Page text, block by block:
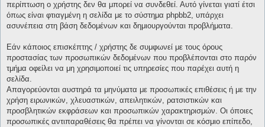
περίπτωση ο χρήστης δεν θα μπορεί να συνδεθεί. Αυτό γίνεται γιατί έτσι
όπως είναι φτιαγμένη η σελίδα με το σύστημα phpbb2, υπάρχει
ασυνέπεια στη βάση δεδομένων και δημιουργούνται προβλήματα.
Εάν κάποιος επισκέπτης / χρήστης δε συμφωνεί με τους όρους
προστασίας των προσωπικών δεδομένων που προβλέπονται στο παρόν
τμήμα οφείλει να μη χρησιμοποιεί τις υπηρεσίες που παρέχει αυτή η
σελίδα.
Απαγορεύονται αυστηρά τα μηνύματα με προσωπικές επιθέσεις ή με την
χρήση ειρωνικών, χλευαστικών, απειλητικών, ρατσιστικών και
προσβλητικών εκφράσεων και προσωπικών χαρακτηρισμών. Οι όποιες
προσωπικές αντιπαραθέσεις θα πρέπει να γίνονται σε κόσμιο επίπεδο,